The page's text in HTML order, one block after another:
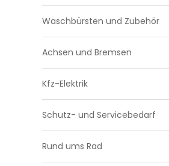
Waschbürsten und Zubehör
Achsen und Bremsen
Kfz-Elektrik
Schutz- und Servicebedarf
Rund ums Rad